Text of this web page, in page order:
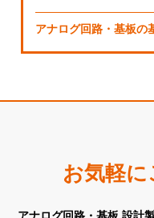
アナログ回路・基板の
お気軽